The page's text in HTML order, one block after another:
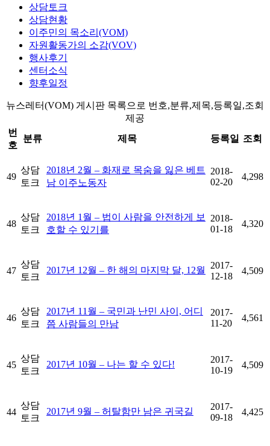
상담토크
상담현황
이주민의 목소리(VOM)
자원활동가의 소감(VOV)
행사후기
센터소식
향후일정
뉴스레터(VOM) 게시판 목록으로 번호,분류,제목,등록일,조회
제공
번
호
분류 제목 등록일 조회
49
상담
토크
2018년 2월 – 화재로 목숨을 잃은 베트
남 이주노동자
2018-
02-20
4,298
48
상담
토크
2018년 1월 – 법이 사람을 안전하게 보
호할 수 있기를
2018-
01-18
4,320
47
상담
토크
2017년 12월 – 한 해의 마지막 달, 12월
2017-
12-18
4,509
46
상담
토크
2017년 11월 – 국민과 난민 사이, 어디
쯤 사람들의 만남
2017-
11-20
4,561
45
상담
토크
2017년 10월 – 나는 할 수 있다!
2017-
10-19
4,509
44
상담
토크
2017년 9월 – 허탈함만 남은 귀국길
2017-
09-18
4,425